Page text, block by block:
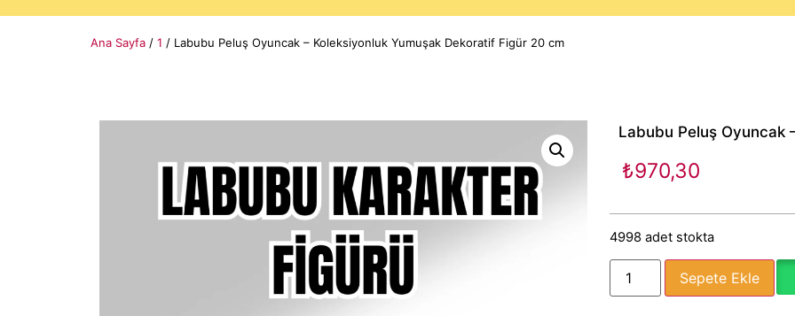
Ana Sayfa / 1 / Labubu Peluş Oyuncak – Koleksiyonluk Yumuşak Dekoratif Figür 20 cm
Labubu Peluş Oyuncak
₺970,30
4998 adet stokta
Sepete Ekle